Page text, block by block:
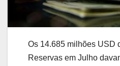
Os 14.685 milhões USD
Reservas em Julho